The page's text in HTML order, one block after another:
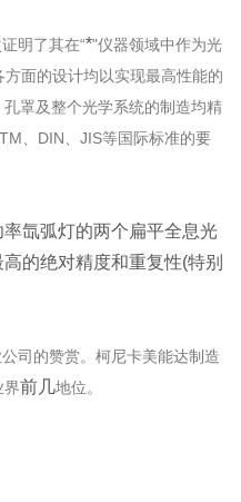
明了其在“*"仪器领域中作为光
面的设计均以实现最高性能的
罩及整个光学系统的制造均精
、DIN、JIS等国际标准的要
氙弧灯的两个扁平全息光
的绝对精度和重复性(特别
公司的赞赏。柯尼卡美能达制造
界前几地位。